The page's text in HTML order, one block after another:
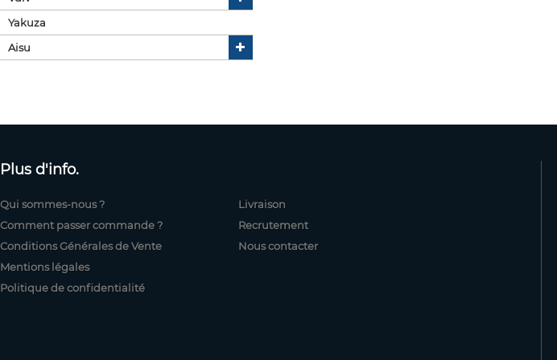
Yakuza
Aisu
Plus d'info.
Qui sommes-nous ?
Comment passer commande ?
Conditions Générales de Vente
Mentions légales
Politique de confidentialité
Livraison
Recrutement
Nous contacter